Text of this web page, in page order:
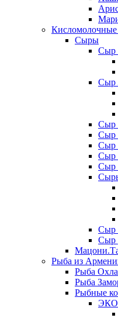
Сыры
Сыр
Сыр
Сыр
Сыр
Сыр
Сыр
Сыр
Сыр
Рыба из
Рыба
Рыба
Рыбные